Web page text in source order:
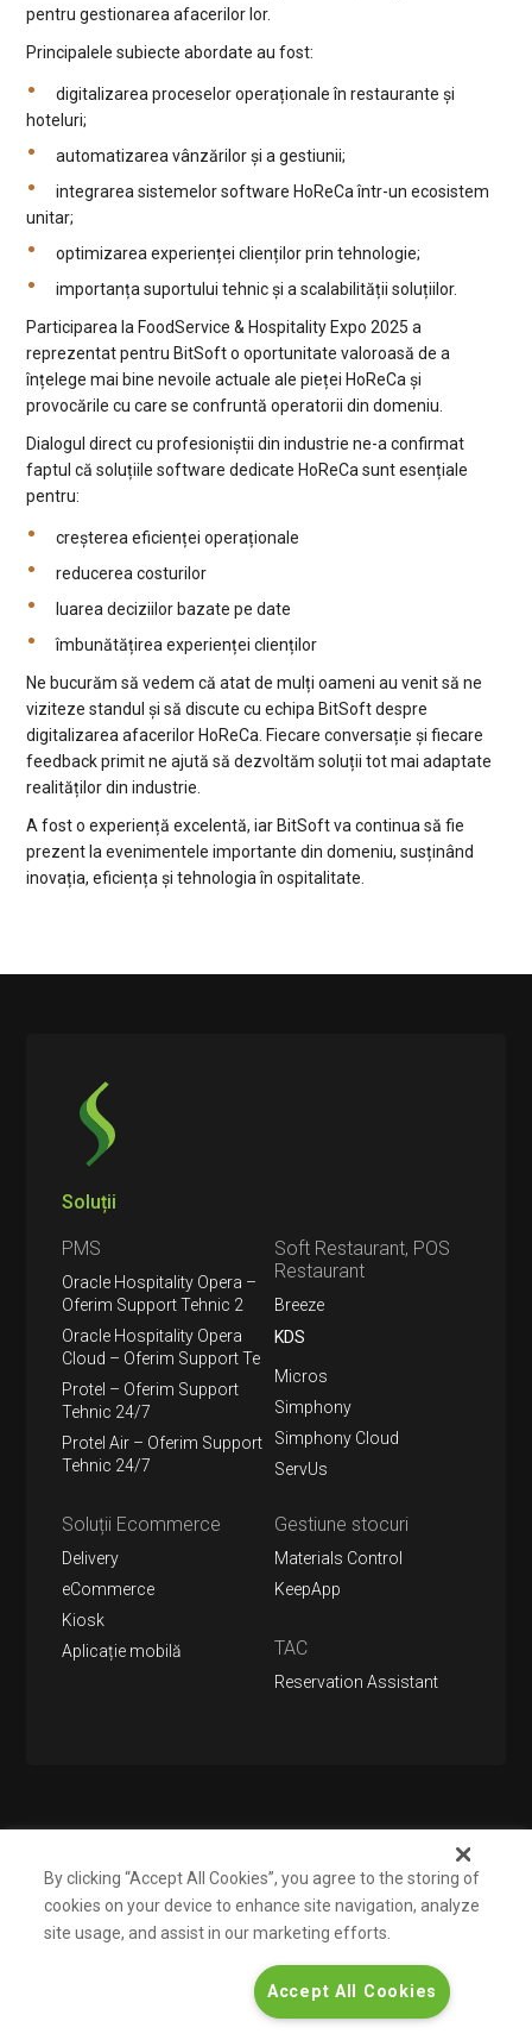
pentru gestionarea afacerilor lor.
Principalele subiecte abordate au fost:
digitalizarea proceselor operaționale în restaurante și
hoteluri;
automatizarea vânzărilor și a gestiunii;
integrarea sistemelor software HoReCa într-un ecosistem
unitar;
optimizarea experienței clienților prin tehnologie;
importanța suportului tehnic și a scalabilității soluțiilor.
Participarea la FoodService & Hospitality Expo 2025 a
reprezentat pentru BitSoft o oportunitate valoroasă de a
înțelege mai bine nevoile actuale ale pieței HoReCa și
provocările cu care se confruntă operatorii din domeniu.
Dialogul direct cu profesioniștii din industrie ne-a confirmat
faptul că soluțiile software dedicate HoReCa sunt esențiale
pentru:
creșterea eficienței operaționale
reducerea costurilor
luarea deciziilor bazate pe date
îmbunătățirea experienței clienților
Ne bucurăm să vedem că atat de mulți oameni au venit să ne
viziteze standul și să discute cu echipa BitSoft despre
digitalizarea afacerilor HoReCa. Fiecare conversație și fiecare
feedback primit ne ajută să dezvoltăm soluții tot mai adaptate
realităților din industrie.
A fost o experiență excelentă, iar BitSoft va continua să fie
prezent la evenimentele importante din domeniu, susținând
inovația, eficiența și tehnologia în ospitalitate.
Soluții
PMS
Oracle Hospitality Opera –
Oferim Support Tehnic 2
Oracle Hospitality Opera
Cloud – Oferim Support Te
Protel – Oferim Support
Tehnic 24/7
Protel Air – Oferim Support
Tehnic 24/7
Soft Restaurant, POS
Restaurant
Breeze
KDS
Micros
Simphony
Simphony Cloud
ServUs
Soluții Ecommerce
Delivery
eCommerce
Kiosk
Aplicație mobilă
Gestiune stocuri
Materials Control
KeepApp
TAC
Reservation Assistant
Urmărește-ne pe
Contact Informații pentru investitori
Politică de confidențialitate
Termeni şi condiții
By clicking “Accept All Cookies”, you agree to the storing of
cookies on your device to enhance site navigation, analyze
site usage, and assist in our marketing efforts.
Accept All Cookies